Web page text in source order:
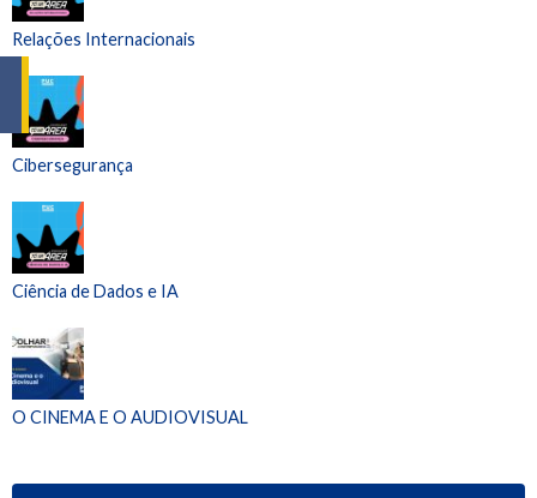
Relações Internacionais
Cibersegurança
Ciência de Dados e IA
O CINEMA E O AUDIOVISUAL